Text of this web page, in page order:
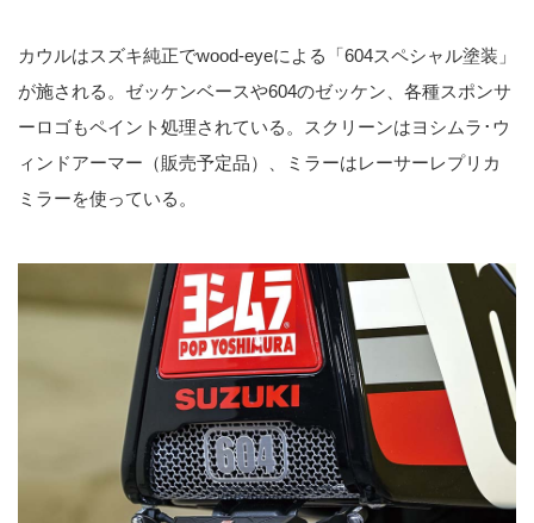
カウルはスズキ純正でwood-eyeによる「604スペシャル塗装」
が施される。ゼッケンベースや604のゼッケン、各種スポンサ
ーロゴもペイント処理されている。スクリーンはヨシムラ･ウ
ィンドアーマー（販売予定品）、ミラーはレーサーレプリカ
ミラーを使っている。